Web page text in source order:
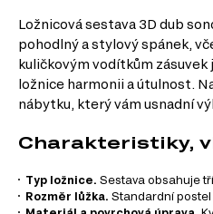
Ložnicová sestava 3D dub
pohodlný a stylový spánek,
kuličkovým vodítkům
ložnice harmonii a útulnost.
nábytku, který vám usnadní
Charakteristiky,
Typ ložnice. Sestava obsahuje
Rozměr lůžka. Standardní postel